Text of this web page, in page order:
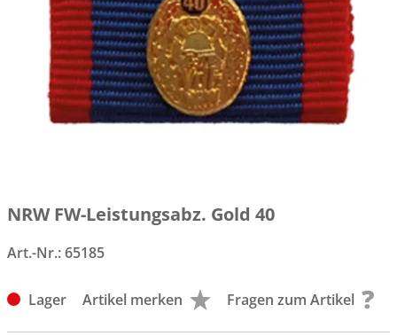
NRW FW-Leistungsabz. Gold 40
Art.-Nr.:65185
Lager Artikel merken Fragen zum Artikel